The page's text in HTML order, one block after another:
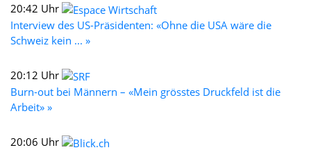
20:42 Uhr
Interview des US-Präsidenten: «Ohne die USA wäre die
Schweiz kein ... »
20:12 Uhr
Burn-out bei Männern – «Mein grösstes Druckfeld ist die
Arbeit» »
20:06 Uhr